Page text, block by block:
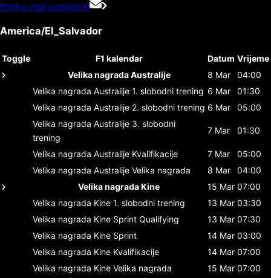
Primi e-mail podsjetnik
America/El_Salvador
Toggle F1 kalendar Datum Vrijeme
Velika nagrada Australije
8 Mar
04:00
Velika nagrada Australije 1. slobodni trening 6 Mar
01:30
Velika nagrada Australije 2. slobodni trening 6 Mar
05:00
Velika nagrada Australije 3. slobodni
trening
7 Mar 01:30
Velika nagrada Australije Kvalifikacije 7 Mar
05:00
Velika nagrada Australije Velika nagrada 8 Mar
04:00
Velika nagrada Kine
15 Mar 07:00
Velika nagrada Kine 1. slobodni trening 13 Mar 03:30
Velika nagrada Kine Sprint Qualifying 13 Mar 07:30
Velika nagrada Kine Sprint 14 Mar 03:00
Velika nagrada Kine Kvalifikacije 14 Mar 07:00
Velika nagrada Kine Velika nagrada 15 Mar 07:00